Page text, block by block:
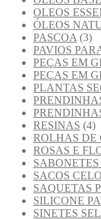
OLEOS
ÓLEOS
PASCOA (3)
PAVIOS
PEÇAS EM
PEÇAS EM
PLANTAS
RESINAS (4)
ROLHAS DE
ROSAS E
SACOS
SAQUETAS
SILICONE
SINETES